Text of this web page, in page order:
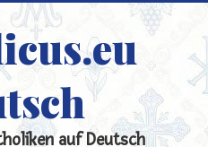
auf Deutsch